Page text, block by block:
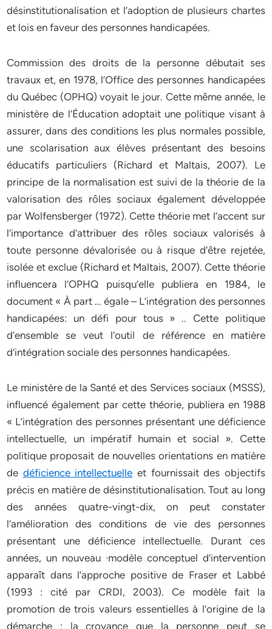
désinstitutionalisation et l’adoption de plusieurs chartes
et lois en faveur des personnes handicapées.
Commission des droits de la personne débutait ses
travaux et, en 1978, l’Office des personnes handicapées
du Québec (OPHQ) voyait le jour. Cette même année, le
ministère de l’Éducation adoptait une politique visant à
assurer, dans des conditions les plus normales possible,
une scolarisation aux élèves présentant des besoins
éducatifs particuliers (Richard et Maltais, 2007). Le
principe de la normalisation est suivi de la théorie de la
valorisation des rôles sociaux également développée
par Wolfensberger (1972). Cette théorie met l’accent sur
l’importance d’attribuer des rôles sociaux valorisés à
toute personne dévalorisée ou à risque d’être rejetée,
isolée et exclue (Richard et Maltais, 2007). Cette théorie
influencera l’OPHQ puisqu’elle publiera en 1984, le
document « À part … égale – L’intégration des personnes
handicapées: un défi pour tous » .. Cette politique
d’ensemble se veut l’outil de référence en matière
d’intégration sociale des personnes handicapées.
Le ministère de la Santé et des Services sociaux (MSSS),
influencé également par cette théorie, publiera en 1988
« L’intégration des personnes présentant une déficience
intellectuelle, un impératif humain et social ». Cette
politique proposait de nouvelles orientations en matière
de déficience intellectuelle et fournissait des objectifs
précis en matière de désinstitutionalisation. Tout au long
des années quatre-vingt-dix, on peut constater
l’amélioration des conditions de vie des personnes
présentant une déficience intellectuelle. Durant ces
années, un nouveau ·modèle conceptuel d’intervention
apparaît dans l’approche positive de Fraser et Labbé
(1993 : cité par CRDI, 2003). Ce modèle fait la
promotion de trois valeurs essentielles à l’origine de la
démarche : la croyance que la personne peut se